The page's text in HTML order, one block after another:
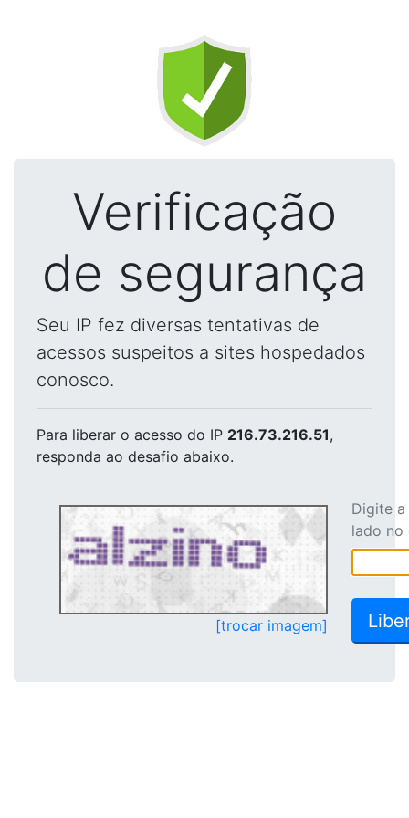
Verificação
de segurança
Seu IP fez diversas tentativas de
acessos suspeitos a sites hospedados
conosco.
Para liberar o acesso do IP 216.73.216.51,
responda ao desafio abaixo.
[trocar imagem]
Digite
lado no